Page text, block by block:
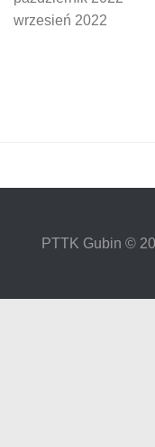
wrzesień 2022
PTTK Gubin ©